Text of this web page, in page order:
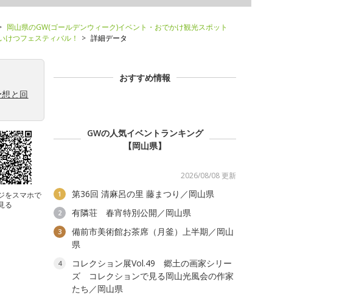
岡山県のGW(ゴールデンウィーク)イベント・おでかけ観光スポット
けつフェスティバル！ 詳細データ
と回
をスマホで
る
おすすめ情報
GWの人気イベントランキング
【岡山県】
2026/08/08 更新
1 第36回 清麻呂の里 藤まつり／岡山県
2 有隣荘 春宵特別公開／岡山県
3
備前市美術館お茶席（月釜）上半期／岡山
県
4
コレクション展Vol.49 郷土の画家シリー
ズ コレクションで見る岡山光風会の作家
たち／岡山県